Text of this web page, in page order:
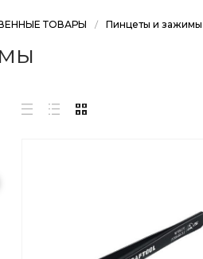
ТОВАРЫ / Пинцеты и зажимы